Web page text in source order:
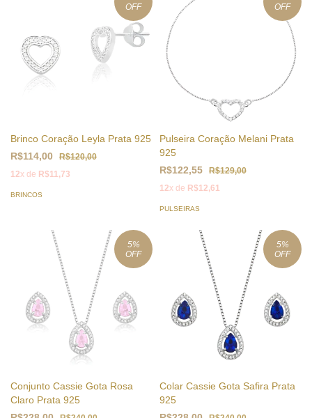
OFF
Brinco Coração Leyla Prata 925
R$114,00
R$120,00
12x de R$11,73
BRINCOS
OFF
Pulseira Coração Melani Prata
925
R$122,55
R$129,00
12x de R$12,61
PULSEIRAS
5%
OFF
Conjunto Cassie Gota Rosa
Claro Prata 925
5%
OFF
Colar Cassie Gota Safira Prata
925